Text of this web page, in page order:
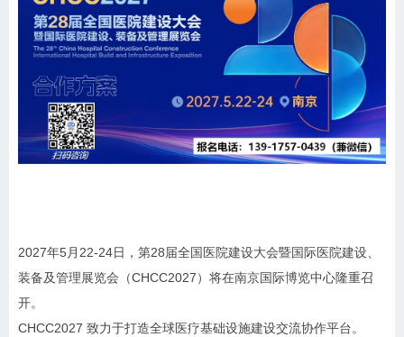
2027年5月22-24日，第28届全国医院建设大会暨国际医院建设、
装备及管理展览会（CHCC2027）将在南京国际博览中心隆重召
开。
CHCC2027 致力于打造全球医疗基础设施建设交流协作平台。